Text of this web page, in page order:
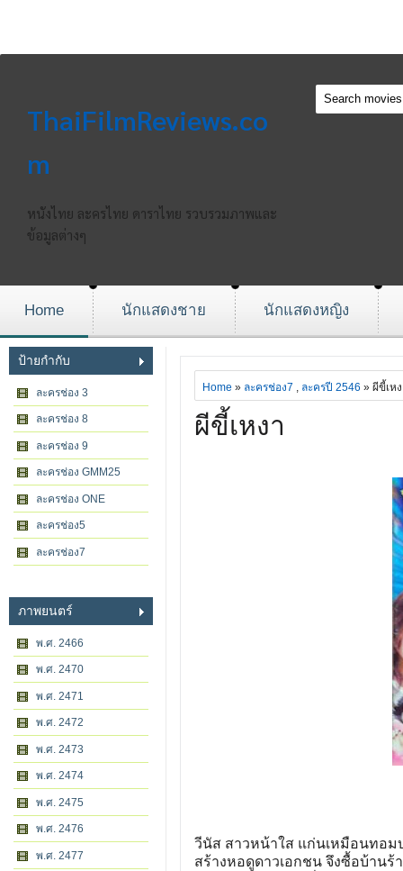
ThaiFilmReviews.co
m
หนังไทย ละครไทย ดาราไทย รวบรวมภาพและ
ข้อมูลต่างๆ
Home นักแสดงชาย นักแสดงหญิง
ป้ายกำกับ
ละครช่อง 3
ละครช่อง 8
ละครช่อง 9
ละครช่อง GMM25
ละครช่อง ONE
ละครช่อง5
ละครช่อง7
ภาพยนตร์
พ.ศ. 2466
พ.ศ. 2470
พ.ศ. 2471
พ.ศ. 2472
พ.ศ. 2473
พ.ศ. 2474
พ.ศ. 2475
พ.ศ. 2476
พ.ศ. 2477
Home » ละครช่อง7 , ละครปี 2546 » ผีขี้เห
ผีขี้เหงา
วีนัส สาวหน้าใส แก่นเหมือนทอม
สร้างหอดูดาวเอกชน จึงซื้อบ้านร้